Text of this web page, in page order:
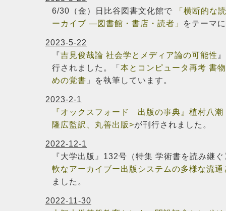
6/30（金）日比谷図書文化館で 「横断的な
ーカイブ ―図書館・書店・読者」
をテーマ
2023-5-22
『吉見俊哉論 社会学とメディア論の可能性
行されました。「本とコンピュータ再考 書
めの覚書 」を執筆しています。
2023-2-1
『オックスフォード 出版の事典』植村八
隆広監訳、丸善出版>が刊行されました。
2022-12-1
『大学出版』132号（特集 学術書を読み継
軟なアーカイブー出版システムの多様な流通
ました。
2022-11-30